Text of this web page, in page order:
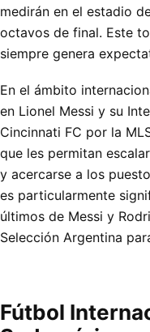
medirán en el estadio
octavos de final. Este
siempre genera
En el ámbito
en Lionel Messi y su
Cincinnati FC por la
que les permitan
y acercarse a los
es particularmente
últimos de Messi y
Selección Argentina
Fútbol